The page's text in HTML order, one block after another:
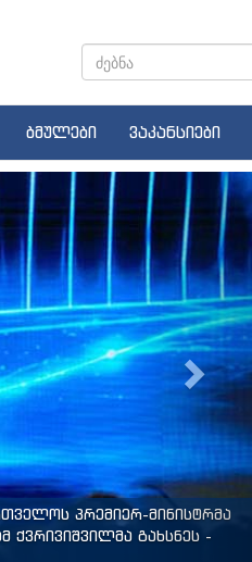
ბმულები ვაკანსიები
პრემიერ-მინისტრმა
ქვრივიშვილმა გახსნეს -
Next